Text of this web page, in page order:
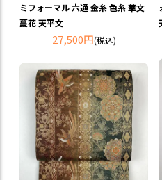
ミフォーマル 六通 金糸 色糸 華文
蔓花 天平文
27,500円(税込)